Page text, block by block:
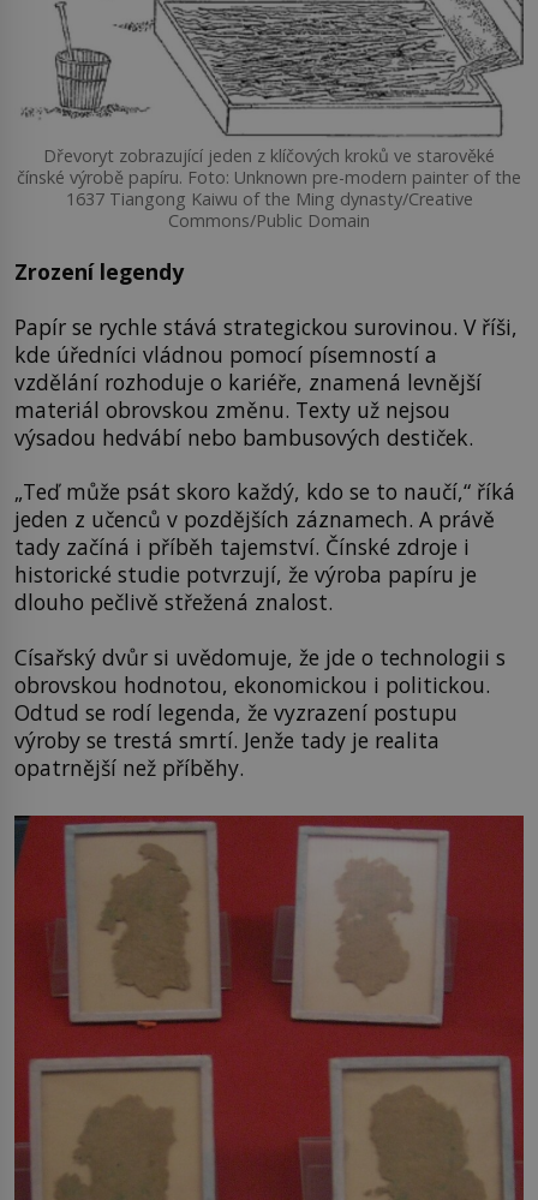
Dřevoryt zobrazující jeden z klíčových kroků ve starověké
čínské výrobě papíru. Foto: Unknown pre-modern painter of the
1637 Tiangong Kaiwu of the Ming dynasty/Creative
Commons/Public Domain
Zrození legendy
Papír se rychle stává strategickou surovinou. V říši,
kde úředníci vládnou pomocí písemností a
vzdělání rozhoduje o kariéře, znamená levnější
materiál obrovskou změnu. Texty už nejsou
výsadou hedvábí nebo bambusových destiček.
„Teď může psát skoro každý, kdo se to naučí,“ říká
jeden z učenců v pozdějších záznamech. A právě
tady začíná i příběh tajemství. Čínské zdroje i
historické studie potvrzují, že výroba papíru je
dlouho pečlivě střežená znalost.
Císařský dvůr si uvědomuje, že jde o technologii s
obrovskou hodnotou, ekonomickou i politickou.
Odtud se rodí legenda, že vyzrazení postupu
výroby se trestá smrtí. Jenže tady je realita
opatrnější než příběhy.